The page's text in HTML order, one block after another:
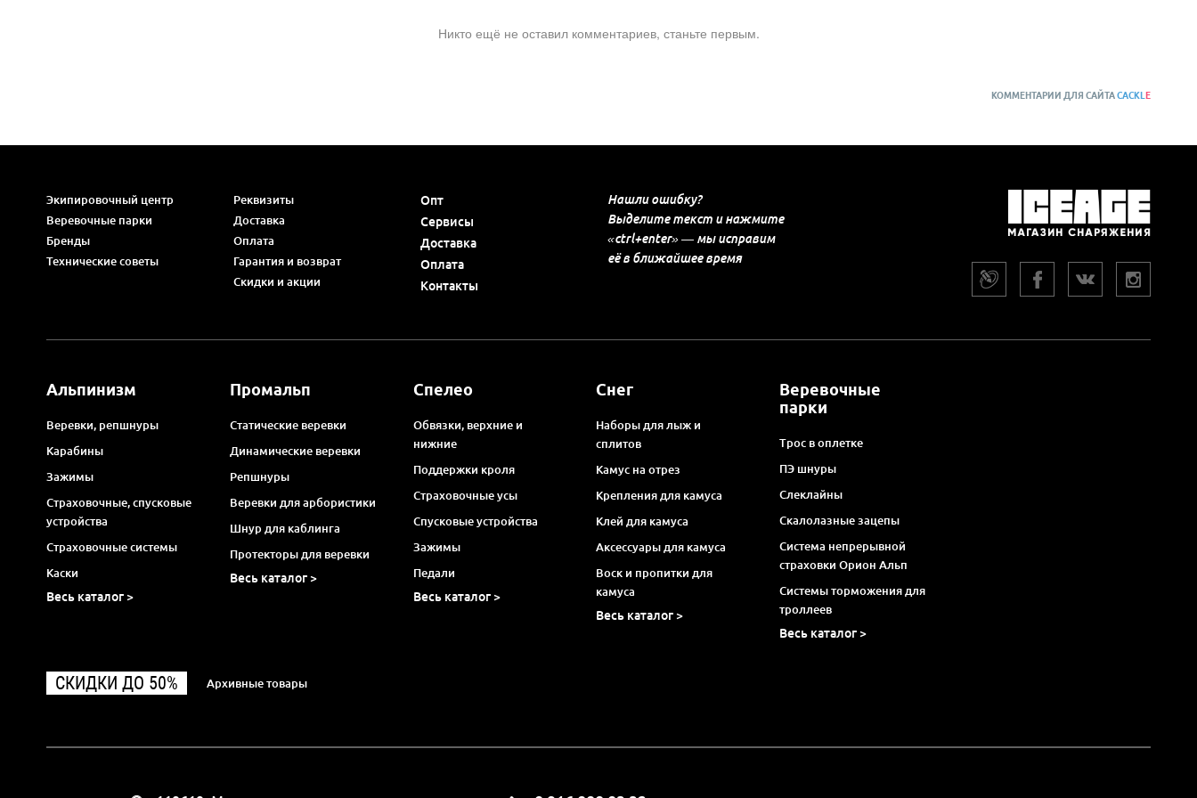
Никто ещё не оставил комментариев, станьте первым.
КОММЕНТАРИИ ДЛЯ САЙТАCACKL E
Экипировочный центр
Веревочные парки
Бренды
Технические советы
Реквизиты
Доставка
Оплата
Гарантия и возврат
Скидки и акции
Опт
Сервисы
Доставка
Оплата
Контакты
Нашли ошибку?
Выделите текст и нажмите
«ctrl+enter» — мы исправим
её в ближайшее время
Альпинизм
Веревки, репшнуры
Карабины
Зажимы
Страховочные, спусковые
устройства
Страховочные системы
Каски
Весь каталог >
Промальп
Статические веревки
Динамические веревки
Репшнуры
Веревки для арбористики
Шнур для каблинга
Протекторы для веревки
Весь каталог >
Спелео
Обвязки, верхние и
нижние
Поддержки кроля
Страховочные усы
Спусковые устройства
Зажимы
Педали
Весь каталог >
Снег
Наборы для лыж и
сплитов
Камус на отрез
Крепления для камуса
Клей для камуса
Аксессуары для камуса
Воск и пропитки для
камуса
Весь каталог >
Веревочные
парки
Трос в оплетке
ПЭ шнуры
Слеклайны
Скалолазные зацепы
Система непрерывной
страховки Орион Альп
Системы торможения для
троллеев
Весь каталог >
СКИДКИ ДО 50% Архивные товары